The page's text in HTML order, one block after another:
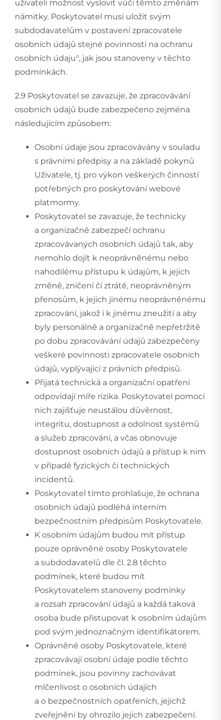
uživateli možnost vyslovit vůči těmto změnám
námitky. Poskytovatel musí uložit svým
subdodavatelům v postavení zpracovatele
osobních údajů stejné povinnosti na ochranu
osobních údaju°, jak jsou stanoveny v těchto
podmínkách.
2.9 Poskytovatel se zavazuje, že zpracovávání
osobních údajů bude zabezpečeno zejména
následujícím způsobem:
Osobní údaje jsou zpracovávány v souladu
s právními předpisy a na základě pokynů
Uživatele, tj. pro výkon veškerých činností
potřebných pro poskytování webové
platmormy.
Poskytovatel se zavazuje, že technicky
a organizačně zabezpečí ochranu
zpracovávaných osobních údajů tak, aby
nemohlo dojít k neoprávněnému nebo
nahodilému přístupu k údajům, k jejich
změně, zničení či ztrátě, neoprávněným
přenosům, k jejich jinému neoprávněnému
zpracování, jakož i k jinému zneužití a aby
byly personálně a organizačně nepřetržitě
po dobu zpracovávání údajů zabezpečeny
veškeré povinnosti zpracovatele osobních
údajů, vyplývající z právních předpisů.
Přijatá technická a organizační opatření
odpovídají míře rizika. Poskytovatel pomocí
nich zajišťuje neustálou důvěrnost,
integritu, dostupnost a odolnost systémů
a služeb zpracování, a včas obnovuje
dostupnost osobních údajů a přístup k nim
v případě fyzických či technických
incidentů.
Poskytovatel tímto prohlašuje, že ochrana
osobních údajů podléhá interním
bezpečnostním předpisům Poskytovatele.
K osobním údajům budou mít přístup
pouze oprávněné osoby Poskytovatele
a subdodavatelů dle čl. 2.8 těchto
podmínek, které budou mít
Poskytovatelem stanoveny podmínky
a rozsah zpracování údajů a každá taková
osoba bude přistupovat k osobním údajům
pod svým jednoznačným identifikátorem.
Oprávněné osoby Poskytovatele, které
zpracovávají osobní údaje podle těchto
podmínek, jsou povinny zachovávat
mlčenlivost o osobních údajích
a o bezpečnostních opatřeních, jejichž
zveřejnění by ohrozilo jejich zabezpečení.